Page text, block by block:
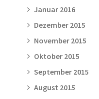
Januar 2016
Dezember 2015
November 2015
Oktober 2015
September 2015
August 2015